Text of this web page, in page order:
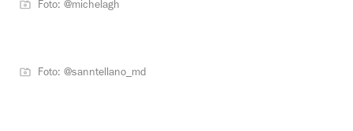
Foto: @michelagh
Foto: @sanntellano_md